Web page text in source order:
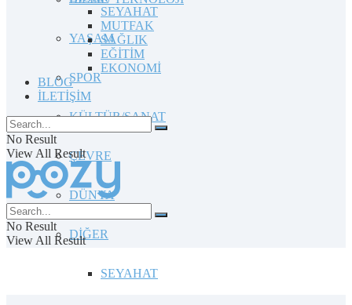
YAŞAM
SPOR
KÜLTÜR/SANAT
ÇEVRE
DÜNYA
DİĞER
SEYAHAT
SEYAHAT
MUTFAK
SAĞLIK
EĞİTİM
EKONOMİ
BLOG
İLETİŞİM
No Result
View All Result
No Result
View All Result